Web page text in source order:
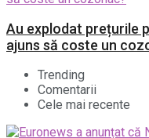
Au explodat prețurile
ajuns să coste un
Trending
Comentarii
Cele mai recente